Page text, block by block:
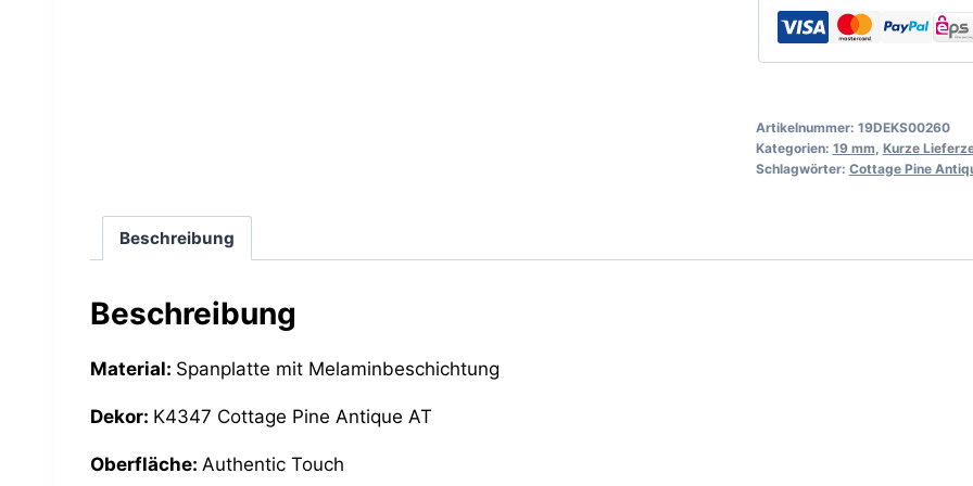
Artikelnummer: 19DEKS00260
Kategorien: 19 mm Kurze
Schlagwörter: Cottage Pine
Beschreibung
Beschreibung
Material: Spanplatte mit Melaminbeschichtung
Dekor: K4347 Cottage Pine Antique AT
Oberfläche: Authentic Touch